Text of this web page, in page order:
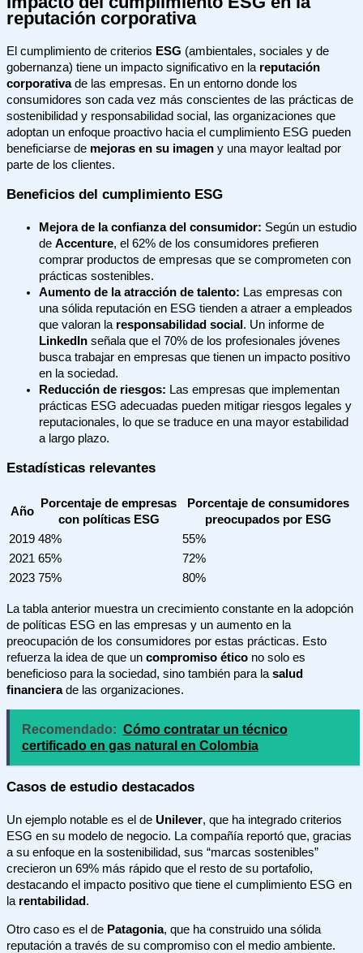
reputación corporativa
El cumplimiento de criterios ESG (ambientales, sociales y de
gobernanza) tiene un impacto significativo en la reputación
corporativade las empresas. En un entorno donde los
consumidores son cada vez más conscientes de las prácticas de
sostenibilidad y responsabilidad social, las organizaciones que
adoptan un enfoque proactivo hacia el cumplimiento ESG pueden
beneficiarse de mejoras en su imagen y una mayor lealtad por
parte de los clientes.
Beneficios del cumplimiento ESG
Mejora de la confianza del consumidor: Según un estudio
de Accenture, el 62% de los consumidores prefieren
comprar productos de empresas que se comprometen con
prácticas sostenibles.
Aumento de la atracción de talento: Las empresas con
una sólida reputación en ESG tienden a atraer a empleados
que valoran la responsabilidad social . Un informe de
LinkedIn señala que el 70% de los profesionales jóvenes
busca trabajar en empresas que tienen un impacto positivo
en la sociedad.
Reducción de riesgos: Las empresas que implementan
prácticas ESG adecuadas pueden mitigar riesgos legales y
reputacionales, lo que se traduce en una mayor estabilidad
a largo plazo.
Estadísticas relevantes
Año
Porcentaje de empresas
con políticas ESG
Porcentaje de consumidores
preocupados por ESG
2019 48%
55%
2021 65%
72%
2023 75% 80%
La tabla anterior muestra un crecimiento constante en la adopción
de políticas ESG en las empresas y un aumento en la
preocupación de los consumidores por estas prácticas. Esto
refuerza la idea de que un compromiso ético no solo es
beneficioso para la sociedad, sino también para la salud
financierade las organizaciones.
Recomendado: Cómo contratar un técnico
certificado en gas natural en Colombia
Casos de estudio destacados
Un ejemplo notable es el de Unilever, que ha integrado criterios
ESG en su modelo de negocio. La compañía reportó que, gracias
a su enfoque en la sostenibilidad, sus “marcas sostenibles”
crecieron un 69% más rápido que el resto de su portafolio,
destacando el impacto positivo que tiene el cumplimiento ESG en
la rentabilidad.
Otro caso es el de Patagonia, que ha construido una sólida
reputación a través de su compromiso con el medio ambiente.